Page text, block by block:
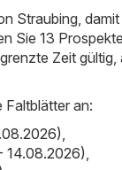
Straubing, damit
Sie 13
Zeit gültig,
Faltblätter an:
14.08.2026)